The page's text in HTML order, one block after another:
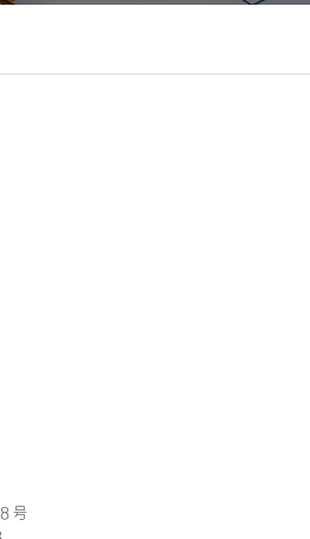
号